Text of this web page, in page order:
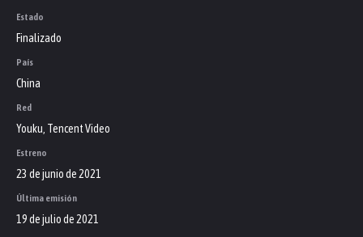
Estado
Finalizado
País
China
Red
Youku, Tencent Video
Estreno
23 de junio de 2021
Última emisión
19 de julio de 2021